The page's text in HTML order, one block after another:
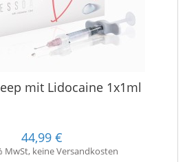
mit Lidocaine 1x1ml
44,99 €
MwSt, keine Versandkosten